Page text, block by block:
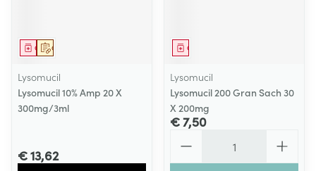
Op voorschrift
Geneesmiddel
Lysomucil
Lysomucil 10% Amp 20 X
300mg/3ml
€ 13,62
Geneesmiddel
Lysomucil
Lysomucil 200 Gran Sach 30
X 200mg
€ 7,50